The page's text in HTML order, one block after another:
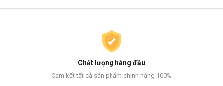
Chất lượng hàng đầu
Cam kết tất cả sản phẩm chính hãng 100%